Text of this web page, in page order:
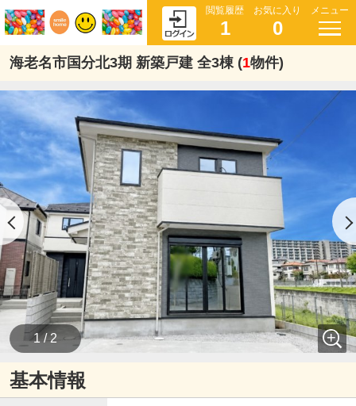
閲覧履歴
1
お気に入り
0
メニュー
海老名市国分北3期 新築戸建 全3棟 (1物件)
1 / 2
基本情報